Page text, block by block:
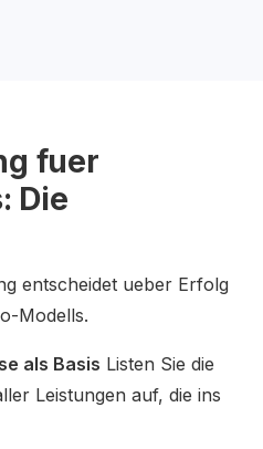
fuer
Die
entscheidet ueber Erfolg
Modells.
als Basis Listen Sie die
Leistungen auf, die ins